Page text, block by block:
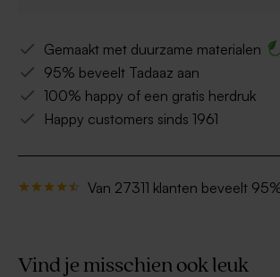
Gemaakt met duurzame materialen
95% beveelt Tadaaz aan
100% happy of een gratis herdruk
Happy customers sinds 1961
Van 27311 klanten beveelt
Vind je misschien ook leuk